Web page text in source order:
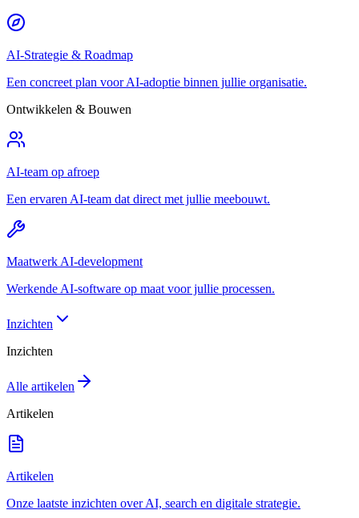
AI-Strategie & Roadmap
Een concreet plan voor AI-adoptie binnen jullie organisatie.
Ontwikkelen & Bouwen
AI-team op afroep
Een ervaren AI-team dat direct met jullie meebouwt.
Maatwerk AI-development
Werkende AI-software op maat voor jullie processen.
Inzichten
Inzichten
Alle artikelen
Artikelen
Artikelen
Onze laatste inzichten over AI, search en digitale strategie.